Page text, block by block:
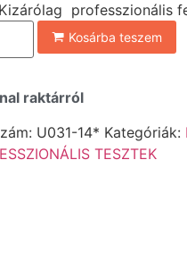
Kizárólag professzionális
Kosárba teszem
raktárról
U031-14* Kategóriák:
TESZTEK